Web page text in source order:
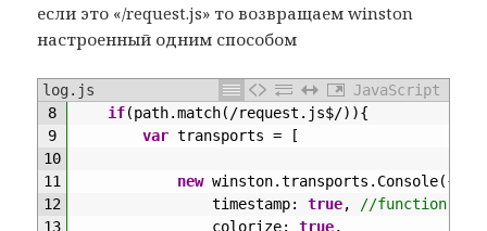
если это «/request.js» то возвращаем winston
настроенный одним способом
log.js
JavaScript
8
9
10
11
12
13
if(path.match( /request . js$/) ){
var transports = [
new winston.transports . Console({
timestamp: true,
//function()
colorize: true,